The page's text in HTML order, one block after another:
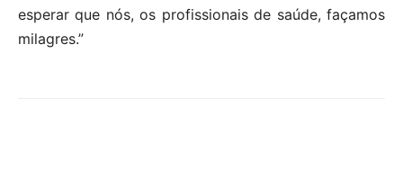
esperar que nós, os profissionais de saúde, façamos
milagres.”